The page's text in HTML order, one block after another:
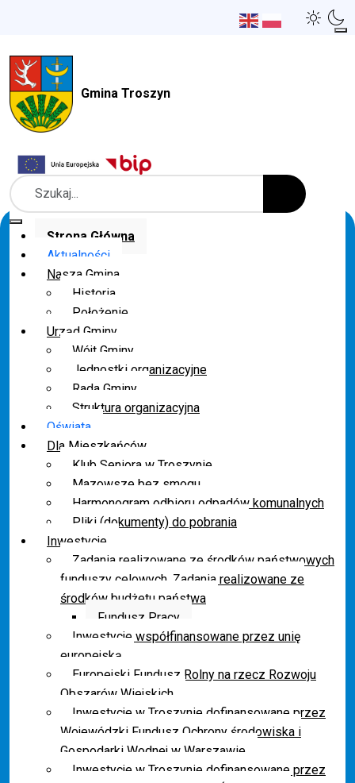
Gmina Troszyn
Szukaj
Strona Główna
Aktualności
Nasza Gmina
Historia
Położenie
Urząd Gminy
Wójt Gminy
Jednostki organizacyjne
Rada Gminy
Struktura organizacyjna
Oświata
Dla Mieszkańców
Klub Seniora w Troszynie
Mazowsze bez smogu
Harmonogram odbioru odpadów komunalnych
Pliki (dokumenty) do pobrania
Inwestycje
Zadania realizowane ze środków państwowych
funduszy celowych. Zadania realizowane ze
środków budżetu państwa
Fundusz Pracy
Inwestycje współfinansowane przez unię
europejską
Europejski Fundusz Rolny na rzecz Rozwoju
Obszarów Wiejskich
Inwestycje w Troszynie dofinansowane przez
Wojewódzki Fundusz Ochrony środowiska i
Gospodarki Wodnej w Warszawie
Inwestycje w Troszynie dofinansowane przez